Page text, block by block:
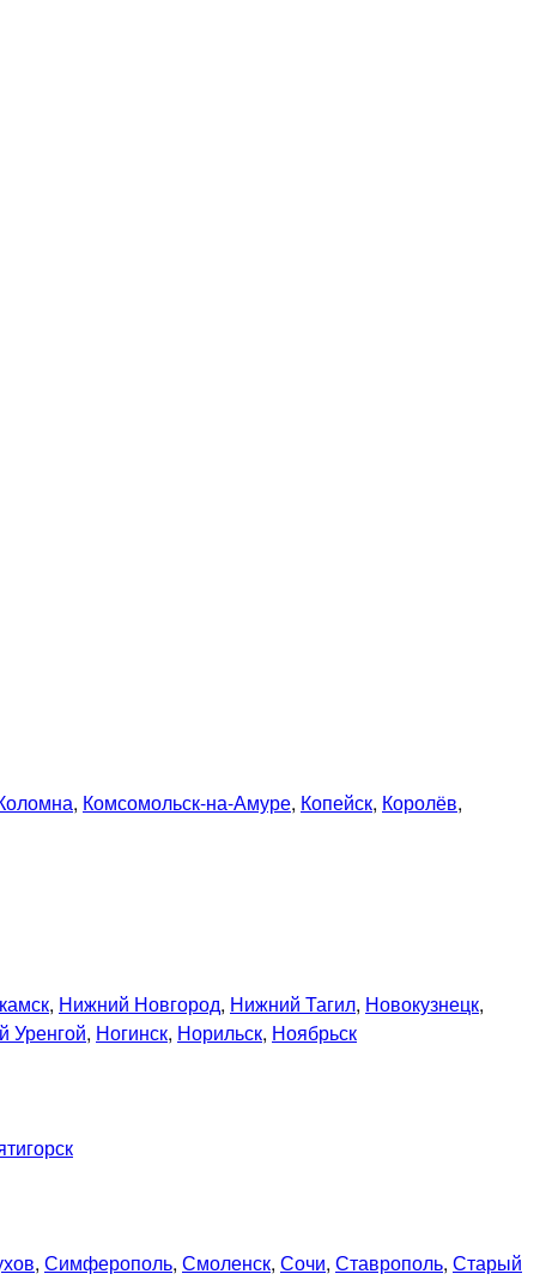
, Комсомольск-на-Амуре, Копейск, Королёв,
, Нижний Новгород, Нижний Тагил, Новокузнецк,
Уренгой, Ногинск, Норильск, Ноябрьск
, Симферополь, Смоленск, Сочи, Ставрополь, Старый